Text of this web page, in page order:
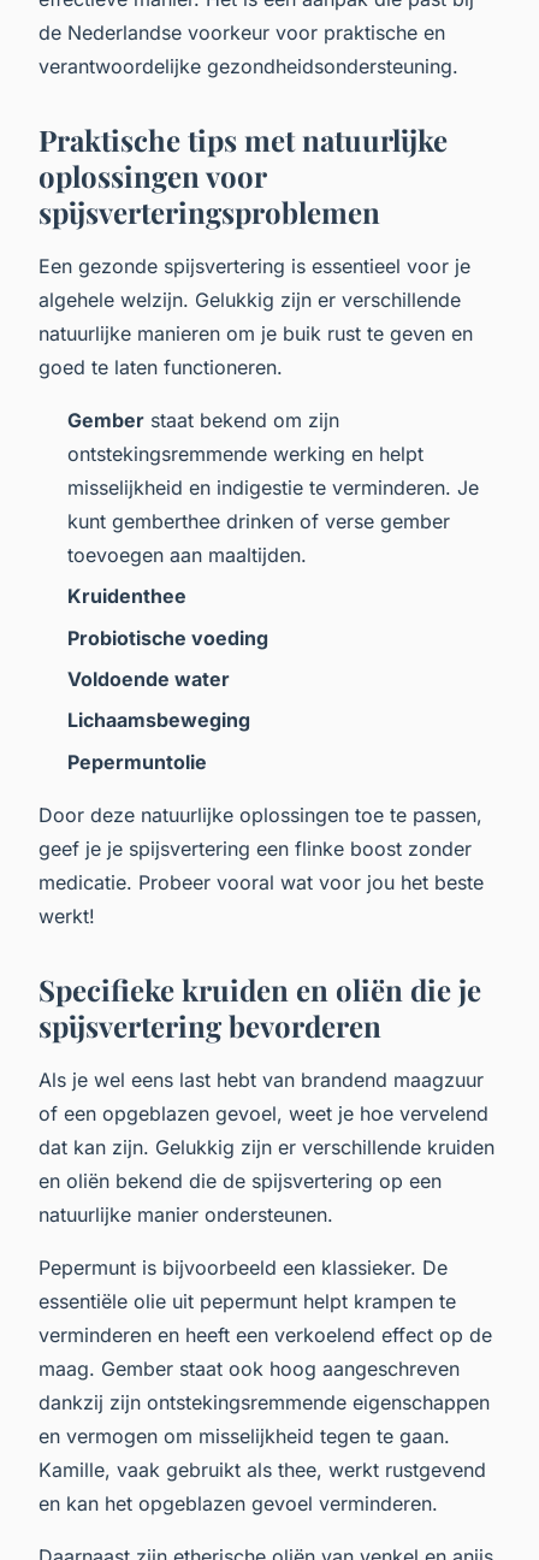
de Nederlandse voorkeur voor praktische en
verantwoordelijke gezondheidsondersteuning.
Praktische tips met natuurlijke
oplossingen voor
spijsverteringsproblemen
Een gezonde spijsvertering is essentieel voor je
algehele welzijn. Gelukkig zijn er verschillende
natuurlijke manieren om je buik rust te geven en
goed te laten functioneren.
Gember staat bekend om zijn
ontstekingsremmende werking en helpt
misselijkheid en indigestie te verminderen. Je
kunt gemberthee drinken of verse gember
toevoegen aan maaltijden.
Kruidenthee
Probiotische voeding
Voldoende water
Lichaamsbeweging
Pepermuntolie
Door deze natuurlijke oplossingen toe te passen,
geef je je spijsvertering een flinke boost zonder
medicatie. Probeer vooral wat voor jou het beste
werkt!
Specifieke kruiden en oliën die je
spijsvertering bevorderen
Als je wel eens last hebt van brandend maagzuur
of een opgeblazen gevoel, weet je hoe vervelend
dat kan zijn. Gelukkig zijn er verschillende kruiden
en oliën bekend die de spijsvertering op een
natuurlijke manier ondersteunen.
Pepermunt is bijvoorbeeld een klassieker. De
essentiële olie uit pepermunt helpt krampen te
verminderen en heeft een verkoelend effect op de
maag. Gember staat ook hoog aangeschreven
dankzij zijn ontstekingsremmende eigenschappen
en vermogen om misselijkheid tegen te gaan.
Kamille, vaak gebruikt als thee, werkt rustgevend
en kan het opgeblazen gevoel verminderen.